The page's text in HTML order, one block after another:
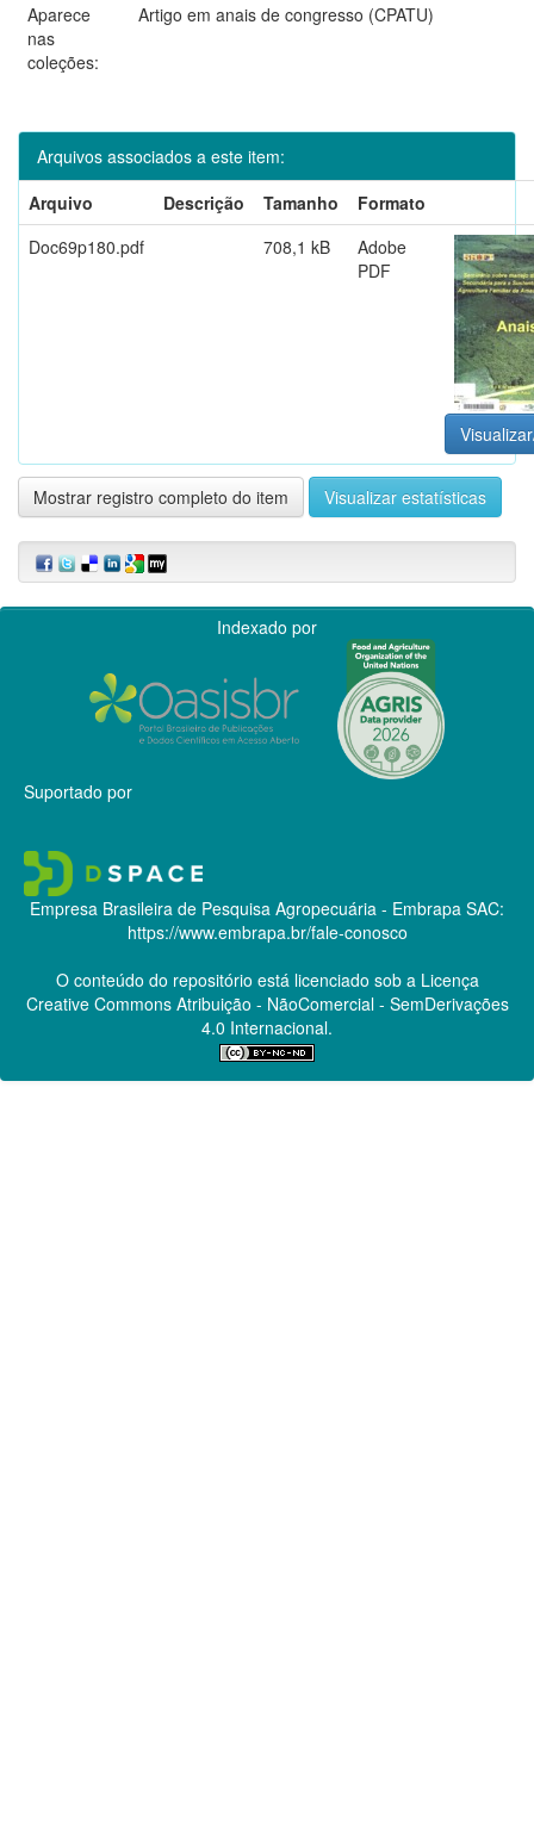
Aparece
nas
coleções:
Artigo em anais de congresso (CPATU)
Arquivos associados a este item:
Arquivo
Descrição Tamanho
Formato
Doc69p180.pdf
708,1 kB
Adobe
PDF
Mostrar registro completo do item Visualizar estatísticas
Indexado por
Suportado por
Empresa Brasileira de Pesquisa Agropecuária - Embrapa SAC:
https://www.embrapa.br/fale-conosco
O conteúdo do repositório está licenciado sob a Licença
Creative CommonsAtribuição - NãoComercial - SemDerivações
4.0 Internacional.